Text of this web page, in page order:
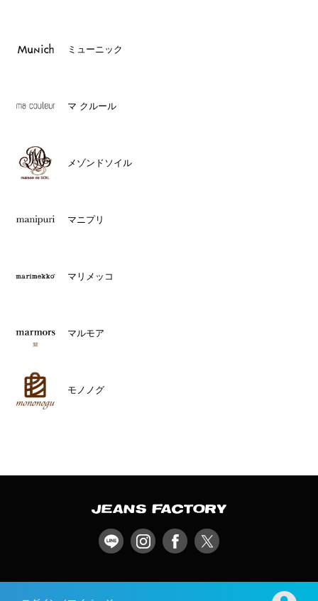
ミューニック
マ クルール
メゾンドソイル
マニプリ
マリメッコ
マルモア
モノノグ